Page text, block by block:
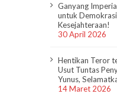
Ganyang
untuk
Kesejahteraan!
30 April 2026
Hentikan Teror
Usut Tuntas
Yunus,
14 Maret 2026